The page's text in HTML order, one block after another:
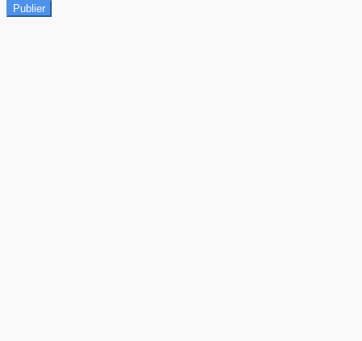
Publier